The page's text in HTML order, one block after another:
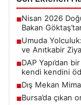
■Nisan 2026
Bakan
■Umuda
ve Anıtkabir
■DAP Yapı’dan
kendi kendini
■Dış Mekan
■Bursa’da çıkan